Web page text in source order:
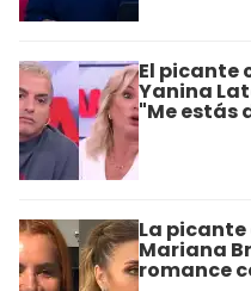
El picante
Yanina
"Me estás
La picante
Mariana
romance